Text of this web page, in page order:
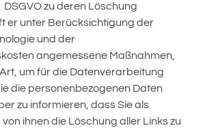
DSGVO zu deren Löschung
er unter Berücksichtigung der
und der
angemessene Maßnahmen,
um für die Datenverarbeitung
die personenbezogenen Daten
zu informieren, dass Sie als
ihnen die Löschung aller Links zu